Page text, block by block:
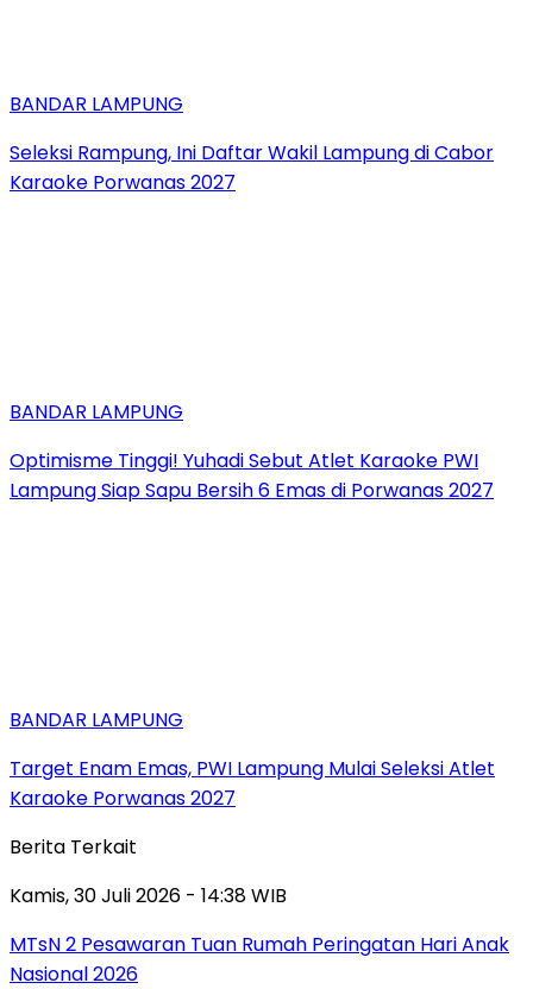
BANDAR LAMPUNG
Seleksi Rampung, Ini Daftar Wakil Lampung di Cabor
Karaoke Porwanas 2027
BANDAR LAMPUNG
Optimisme Tinggi! Yuhadi Sebut Atlet Karaoke PWI
Lampung Siap Sapu Bersih 6 Emas di Porwanas 2027
BANDAR LAMPUNG
Target Enam Emas, PWI Lampung Mulai Seleksi Atlet
Karaoke Porwanas 2027
Berita Terkait
Kamis, 30 Juli 2026 - 14:38 WIB
MTsN 2 Pesawaran Tuan Rumah Peringatan Hari Anak
Nasional 2026